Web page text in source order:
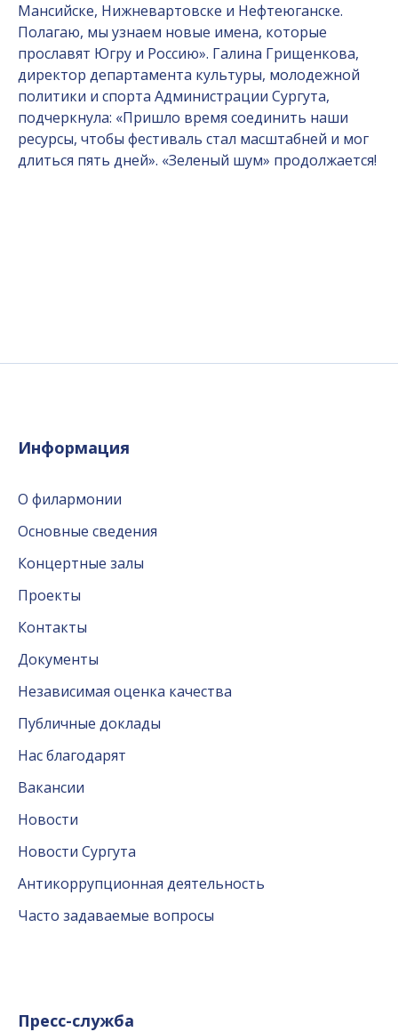
Мансийске, Нижневартовске и Нефтеюганске.
Полагаю, мы узнаем новые имена, которые
прославят Югру и Россию». Галина Грищенкова,
директор департамента культуры, молодежной
политики и спорта Администрации Сургута,
подчеркнула: «Пришло время соединить наши
ресурсы, чтобы фестиваль стал масштабней и мог
длиться пять дней». «Зеленый шум» продолжается!
Информация
О филармонии
Основные сведения
Концертные залы
Проекты
Контакты
Документы
Независимая оценка качества
Публичные доклады
Нас благодарят
Вакансии
Новости
Новости Сургута
Антикоррупционная деятельность
Часто задаваемые вопросы
Пресс-служба